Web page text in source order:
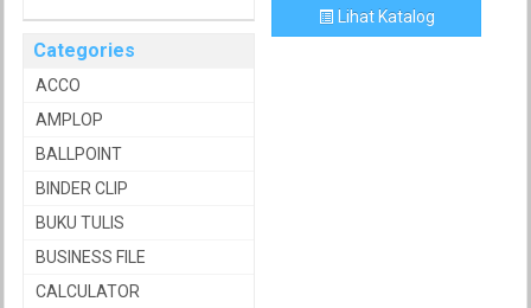
Categories
ACCO
AMPLOP
BALLPOINT
BINDER CLIP
BUKU TULIS
BUSINESS FILE
CALCULATOR
Lihat Katalog